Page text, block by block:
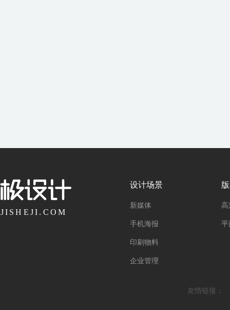
设计场景
新媒体
手机海报
印刷物料
企业管理
平
友情链接：